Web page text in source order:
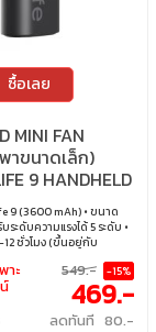
ซื้อเลย
MINI FAN
ขนาดเล็ก)
9 HANDHELD
(BLACK)
9 (3600 mAh) • ขนาด
ะดับความแรงได้ 5 ระดับ •
ชั่วโมง (ขึ้นอยู่กับ
เวลาชาร์จ 2.5-3.5 ชั่วโมง ใช้
ในการชาร์จ • ความจุ
• ขนาดแพคเกจ 3.6 x
ำหนัก 204 กรัม
าะ 549.- -15%
469.-
ลดทันที 80.-